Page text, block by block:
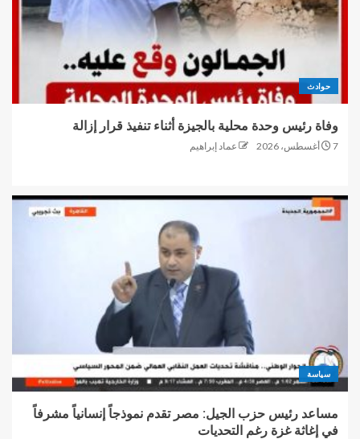
حوادث
وفاة رئيس وحدة محلية بالجيزة أثناء تنفيذ قرار إزالة
7 أغسطس، 2026 عماد إبراهيم
سياسة
مساعد رئيس حزب الجيل: مصر تقدم نموذجاً إنسانياً مشرفاً
في إغاثة غزة رغم التحديات